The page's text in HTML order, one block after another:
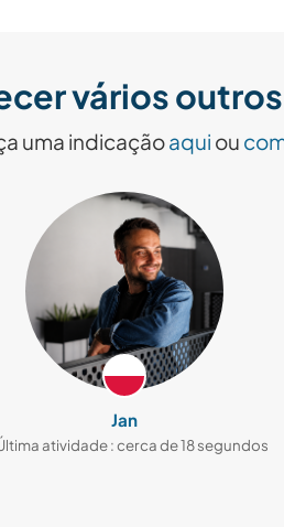
vários
uma indicaçãoaqui ou
atividade : cerca de 18 segundos